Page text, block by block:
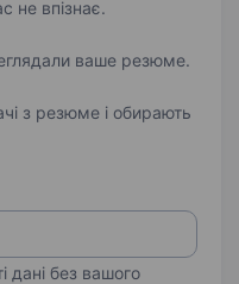
не впізнає.
ваше резюме.
з резюме і обирають
дані без вашого